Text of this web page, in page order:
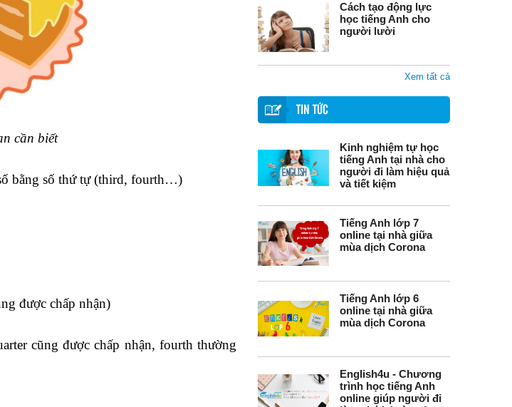
Cách tạo động lực
học tiếng Anh cho
người lười
Xem tất cả
TIN TỨC
Kinh nghiệm tự học
tiếng Anh tại nhà cho
người đi làm hiệu quả
và tiết kiệm
Tiếng Anh lớp 7
online tại nhà giữa
mùa dịch Corona
Tiếng Anh lớp 6
online tại nhà giữa
mùa dịch Corona
English4u - Chương
trình học tiếng Anh
online giúp người đi
cần biết
bằng số thứ tự (third, fourth…)
được chấp nhận)
cũng được chấp nhận, fourth thường